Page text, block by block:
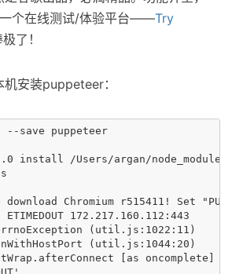
个在线测试/体验平台——Try
了！
安装puppeteer：
save puppeteer
install /Users/argan/
Chromium r515411! Set
172.217.160.112:443
(util.js:1022:11)
(util.js:1044:20)
[as oncomplete]